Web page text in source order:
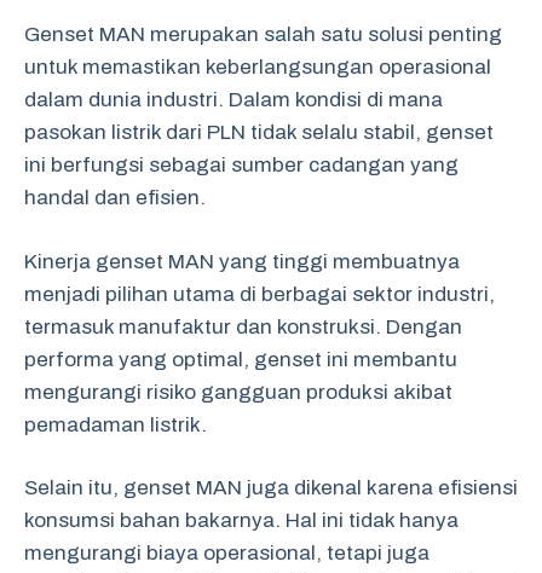
Genset MAN merupakan salah satu solusi penting
untuk memastikan keberlangsungan operasional
dalam dunia industri. Dalam kondisi di mana
pasokan listrik dari PLN tidak selalu stabil, genset
ini berfungsi sebagai sumber cadangan yang
handal dan efisien.
Kinerja genset MAN yang tinggi membuatnya
menjadi pilihan utama di berbagai sektor industri,
termasuk manufaktur dan konstruksi. Dengan
performa yang optimal, genset ini membantu
mengurangi risiko gangguan produksi akibat
pemadaman listrik.
Selain itu, genset MAN juga dikenal karena efisiensi
konsumsi bahan bakarnya. Hal ini tidak hanya
mengurangi biaya operasional, tetapi juga